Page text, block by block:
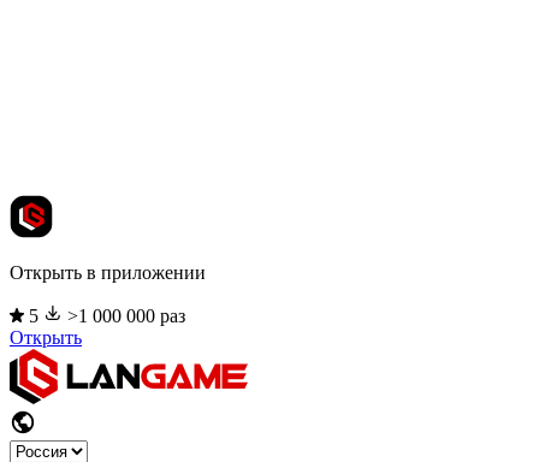
Открыть в приложении
5
>1 000 000 раз
Открыть